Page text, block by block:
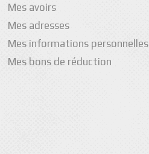
Mes avoirs
Mes adresses
Mes informations personnelles
Mes bons de réduction